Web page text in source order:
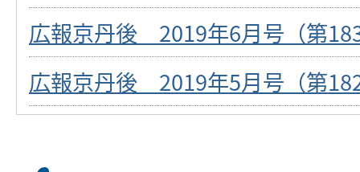
広報京丹後 2019年6月号（第
広報京丹後 2019年5月号（第